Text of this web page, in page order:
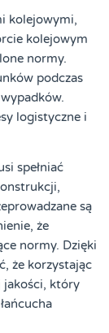
kolejowymi,
kolejowym
normy.
podczas
logistyczne i
spełniać
są
że
normy. Dzięki
że korzystając
jakości, który